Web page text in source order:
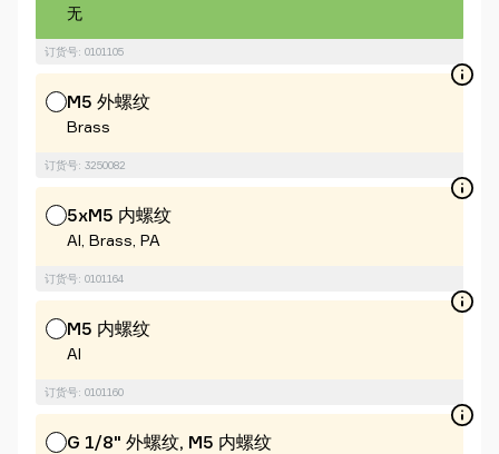
无
订货号: 0101105
M5 外螺纹
Brass
订货号: 3250082
5xM5 内螺纹
Al, Brass, PA
订货号: 0101164
M5 内螺纹
Al
订货号: 0101160
G 1/8" 外螺纹, M5 内螺纹